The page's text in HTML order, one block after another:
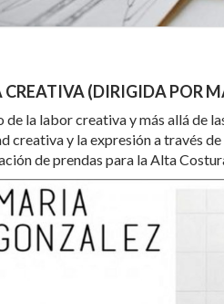
CREATIVA (DIRIGIDA POR
de la labor creativa y más allá de
creativa y la expresión a través
de prendas para la Alta